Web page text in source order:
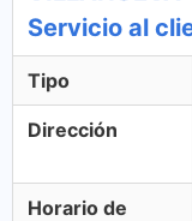
Servicio al
Tipo
Dirección
Horario de